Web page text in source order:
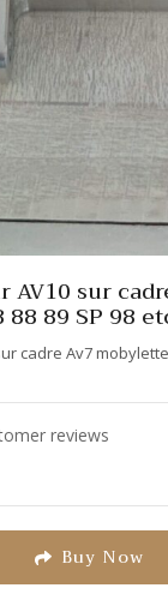
sur
89 SP 98
cadre Av7
reviews
Buy Now